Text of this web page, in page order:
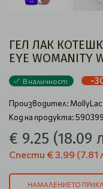
ГЕЛ ЛАК
EYE WOMANITY
В наличност -
Производител: MollyLac
Код на продукта:
€ 9.25 (18.09
Спести € 3.99 (7.81
НАМАЛЕНИЕТО